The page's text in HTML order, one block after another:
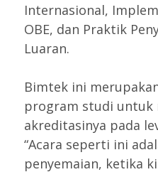
Internasional,
OBE, dan Praktik
Luaran.
Bimtek ini
program studi untuk
akreditasinya pada
“Acara seperti ini
penyemaian, ketika